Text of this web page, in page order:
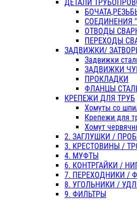
ДЕТАЛИ
СОЕДИНЕНИЯ
ОТВОДЫ
ПЕРЕХОДЫ
ЗАДВИЖКИ/
Задвижки
ЗАДВИЖКИ
ПРОКЛАДКИ
ФЛАНЦЫ
КРЕПЕЖИ ДЛЯ ТРУБ
Хомуты со
Крепежи для
Хомут
2. ЗАГЛУШКИ /
3. КРЕСТОВИНЫ /
4. МУФТЫ
6. КОНТРГАЙКИ /
7. ПЕРЕХОДНИКИ /
8. УГОЛЬНИКИ /
9. ФИЛЬТРЫ